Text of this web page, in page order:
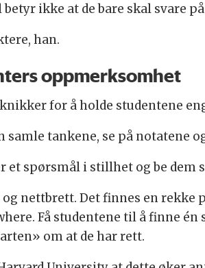
ikke at de bare skal svare
han.
oppmerksomhet
for å holde studentene
tankene, se på notatene
spørsmål i stillhet og be dem
nettbrett. Det finnes en
Få studentene til å finne
om at de har rett.